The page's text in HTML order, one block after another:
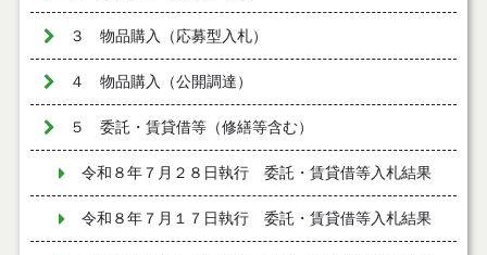
３ 物品購入（応募型入札）
４ 物品購入（公開調達）
５ 委託・賃貸借等（修繕等含む）
令和８年７月２８日執行 委託・賃貸借等入札結果
令和８年７月１７日執行 委託・賃貸借等入札結果